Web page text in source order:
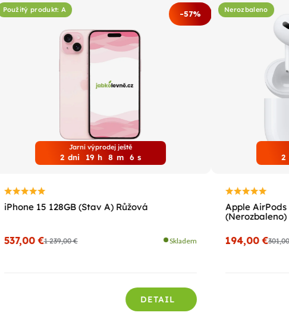
Použitý produkt: A -57%
Jarní výprodej ještě
2 dni 19 h 8 m 4 s
iPhone 15 128GB (Stav A) Růžová
1 239,00 €
537,00 € Skladem
DETAIL
Nerozbaleno
2
Apple AirPods
(Nerozbaleno)
194,00 €